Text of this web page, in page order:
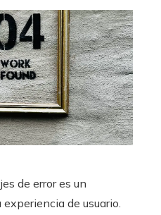
de error es un
de usuario.